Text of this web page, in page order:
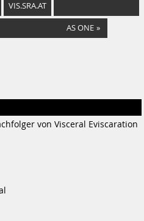
VIS.SRA.AT
AS ONE »
von Visceral Eviscaration